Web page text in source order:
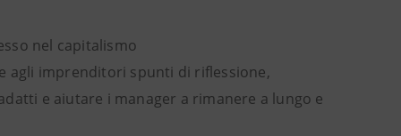
nel capitalismo
agli imprenditori spunti di riflessione,
e aiutare i manager a rimanere a lungo e